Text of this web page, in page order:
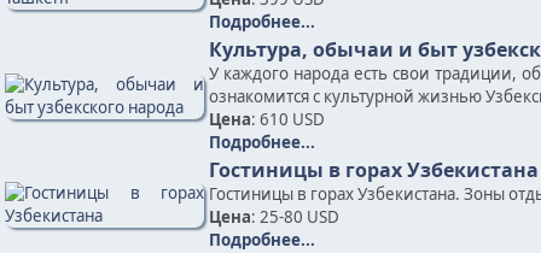
Подробнее...
Культура, обычаи и быт
У каждого народа есть свои традиции,
ознакомится с культурной жизнью
Цена: 610 USD
Подробнее...
Гостиницы в горах Узбекистана
Гостиницы в горах Узбекистана. Зоны
Цена: 25-80 USD
Подробнее...